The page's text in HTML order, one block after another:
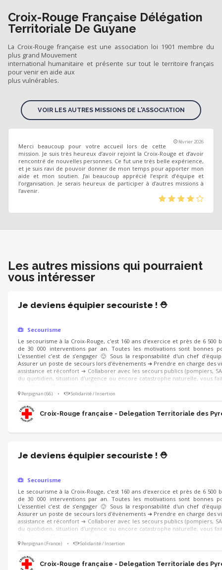
Croix-Rouge Française Délégation
Territoriale De Guyane
La Croix-Rouge française est une association loi 1901 membre du
plus grand Mouvement
international humanitaire et présente sur tout le territoire français
pour venir en aide aux
plus vulnérables.
VOIR LES AUTRES MISSIONS DE L'ASSOCIATION
février 2026
Merci beaucoup pour votre accueil lors de cette
mission. Je suis très heureux d’avoir rejoint la Croix-Rouge et d’avoir
rencontré de nouvelles personnes. Ce fut une très belle expérience,
et je suis ravi de pouvoir donner de mon temps pour apporter mon
aide et mon soutien. J’ai beaucoup apprécié l’esprit d’équipe et
l’organisation. Je serais heureux de participer à d’autres missions à
l’avenir.
(*)(*)(*)(*)(
Les autres missions qui pourraient
vous intéresser
Je deviens équipier secouriste ! ⛑️
Secourisme
Le secourisme à la Croix-Rouge, c'est 160 ans d'exercice et près de 6 500
de 30 000 interventions par an. Toutes les motivations sont bonnes
L’essentiel c’est de s’engager 🙂 Sous la responsabilité d'un chef
Assurer un poste de secours lors d'évènements ➔ Prendre en charge des
assistance et réconfort ➔ Collaborer avec les secours publics (pompiers,
du quotidien, situation d'urgence ou encore catastrophe naturelle, vous
Perpignan (66) • Solidarité / Insertion
Croix-Rouge française - Delegation Territoriale des
Je deviens équipier secouriste ! ⛑️
Secourisme
Le secourisme à la Croix-Rouge, c'est 160 ans d'exercice et près de 6 500
de 30 000 interventions par an. Toutes les motivations sont bonnes
L’essentiel c’est de s’engager 🙂 Sous la responsabilité d'un chef
Assurer un poste de secours lors d'évènements ➔ Prendre en charge des
assistance et réconfort ➔ Collaborer avec les secours publics (pompiers,
du quotidien, situation d'urgence ou encore catastrophe naturelle, vous
Perpignan (France) • Solidarité / Insertion
Croix-Rouge française - Delegation Territoriale des